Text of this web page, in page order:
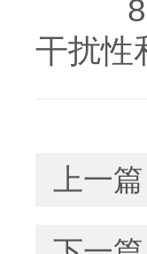
8.
干扰性
上一篇